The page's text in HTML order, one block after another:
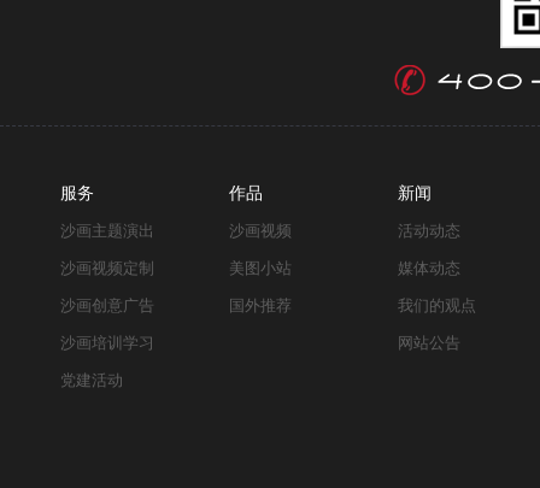
服务
沙画主题演出
沙画视频定制
沙画创意广告
沙画培训学习
党建活动
作品
沙画视频
美图小站
国外推荐
新闻
活动动态
媒体动态
我们的观点
网站公告